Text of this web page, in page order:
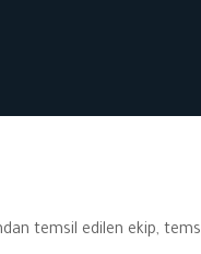
temsil edilen ekip,